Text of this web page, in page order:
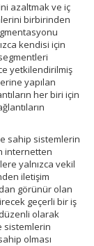
azaltmak ve iç
birbirinden
kendisi için
yetkilendirilmiş
yapılan
her biri için
sahip sistemlerin
internetten
yalnızca vekil
iletişim
görünür olan
geçerli bir iş
düzenli olarak
sistemlerin
olması